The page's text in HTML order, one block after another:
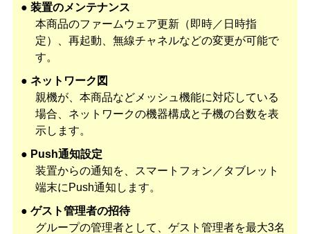
● 装置のメンテナンス
本商品のファームウェア更新（即時／日時指
定）、再起動、無線チャネルなどの変更が可能で
す。
● ネットワーク図
親機が、本商品などメッシュ機能に対応している
場合、ネットワークの機器構成と子機の台数を表
示します。
● Push通知設定
装置からの通知を、スマートフォン／タブレット
端末にPush通知します。
● ゲスト管理者の招待
グループの管理者として、ゲスト管理者を最大3名